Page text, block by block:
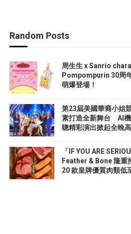
Random Posts
周生生 x Sanrio
Pompompurin 30周
萌爆登場！
第23屆美國華裔小姐
素打造全新舞台 AI
聰精彩演出掀起全晚
「IF YOU ARE
Feather & Bone 隆重
20 款皇牌優質肉類低